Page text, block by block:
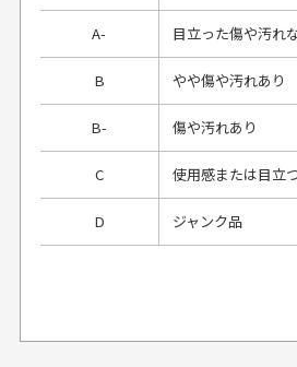
A- 目立った傷や汚れ
B やや傷や汚れあり
B- 傷や汚れあり
C 使用感または目立
D ジャンク品